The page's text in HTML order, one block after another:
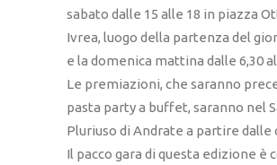
sabato dalle 15 alle 18 in piazza
Ivrea, luogo della partenza del
e la domenica mattina dalle 6,30
Le premiazioni, che saranno
pasta party a buffet, saranno nel
Pluriuso di Andrate a partire dalle
Il pacco gara di questa edizione è